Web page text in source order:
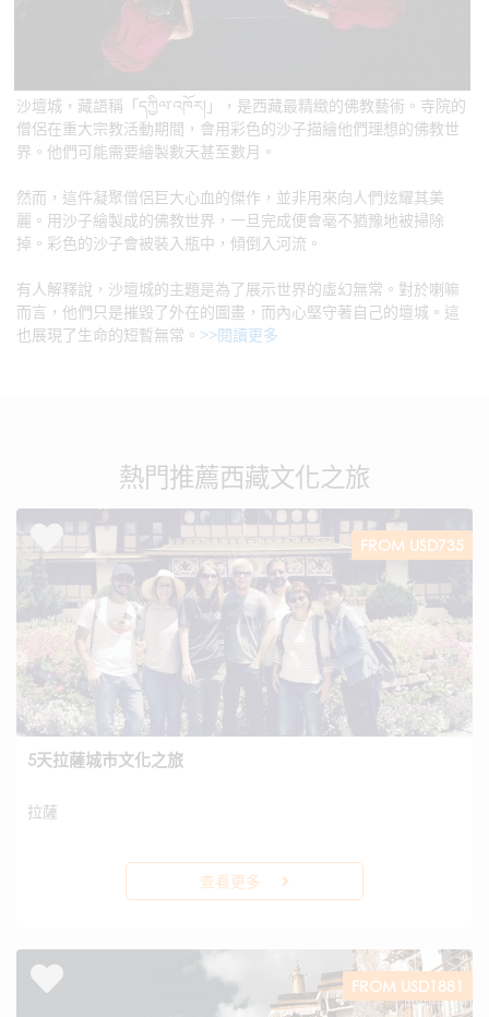
沙壇城，藏語稱「དཀྱིལ་འཁོར།」，是西藏最精緻的佛教藝術。寺院的
僧侶在重大宗教活動期間，會用彩色的沙子描繪他們理想的佛教世
界。他們可能需要繪製數天甚至數月。
然而，這件凝聚僧侶巨大心血的傑作，並非用來向人們炫耀其美
麗。用沙子繪製成的佛教世界，一旦完成便會毫不猶豫地被掃除
掉。彩色的沙子會被裝入瓶中，傾倒入河流。
有人解釋說，沙壇城的主題是為了展示世界的虛幻無常。對於喇嘛
而言，他們只是摧毀了外在的圖畫，而內心堅守著自己的壇城。這
也展現了生命的短暫無常。 >>閱讀更多
熱門推薦西藏文化之旅
FROM USD735
5天拉薩城市文化之旅
拉薩
查看更多
FROM USD1881